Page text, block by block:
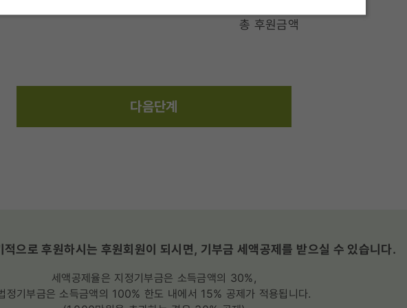
총 후원금액
다음단계
적으로 후원하시는 후원회원이 되시면, 기부금 세액공제를 받으실 수 있습니다.
세액공제율은 지정기부금은 소득금액의 30%,
정기부금은 소득금액의 100% 한도 내에서 15% 공제가 적용됩니다.